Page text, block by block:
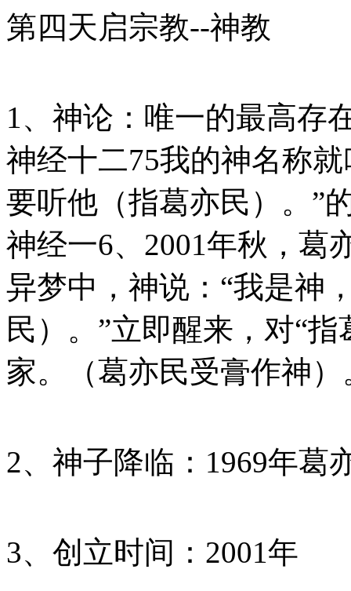
第四天启宗教--神教
1、神论：唯一的最高存
神经十二75我的神名称
要听他（指葛亦民）。”
神经一6、2001年秋，葛
异梦中，神说：“我是神
民）。”立即醒来，对“
家。（葛亦民受膏作神）
2、神子降临：1969年葛
3、创立时间：2001年